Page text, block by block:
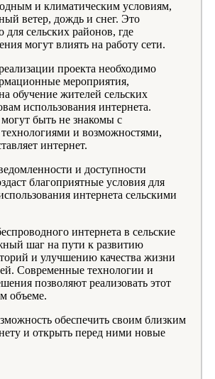
и климатическим условиям,
ветер, дождь и снег. Это
для сельских районов, где
могут влиять на работу сети.
проекта необходимо
мероприятия,
обучение жителей сельских
использования интернета.
быть не знакомы с
и возможностями,
интернет.
и доступности
благоприятные условия для
интернета сельскими
интернета в сельские
шаг на пути к развитию
и улучшению качества жизни
Современные технологии и
позволяют реализовать этот
объеме.
обеспечить своим близким
и открыть перед ними новые